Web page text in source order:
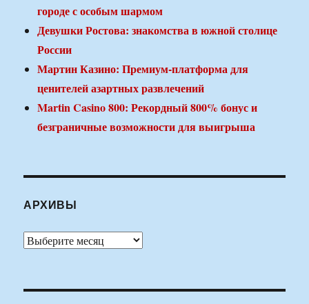
городе с особым шармом
Девушки Ростова: знакомства в южной столице
России
Мартин Казино: Премиум-платформа для
ценителей азартных развлечений
Martin Casino 800: Рекордный 800% бонус и
безграничные возможности для выигрыша
АРХИВЫ
Архивы